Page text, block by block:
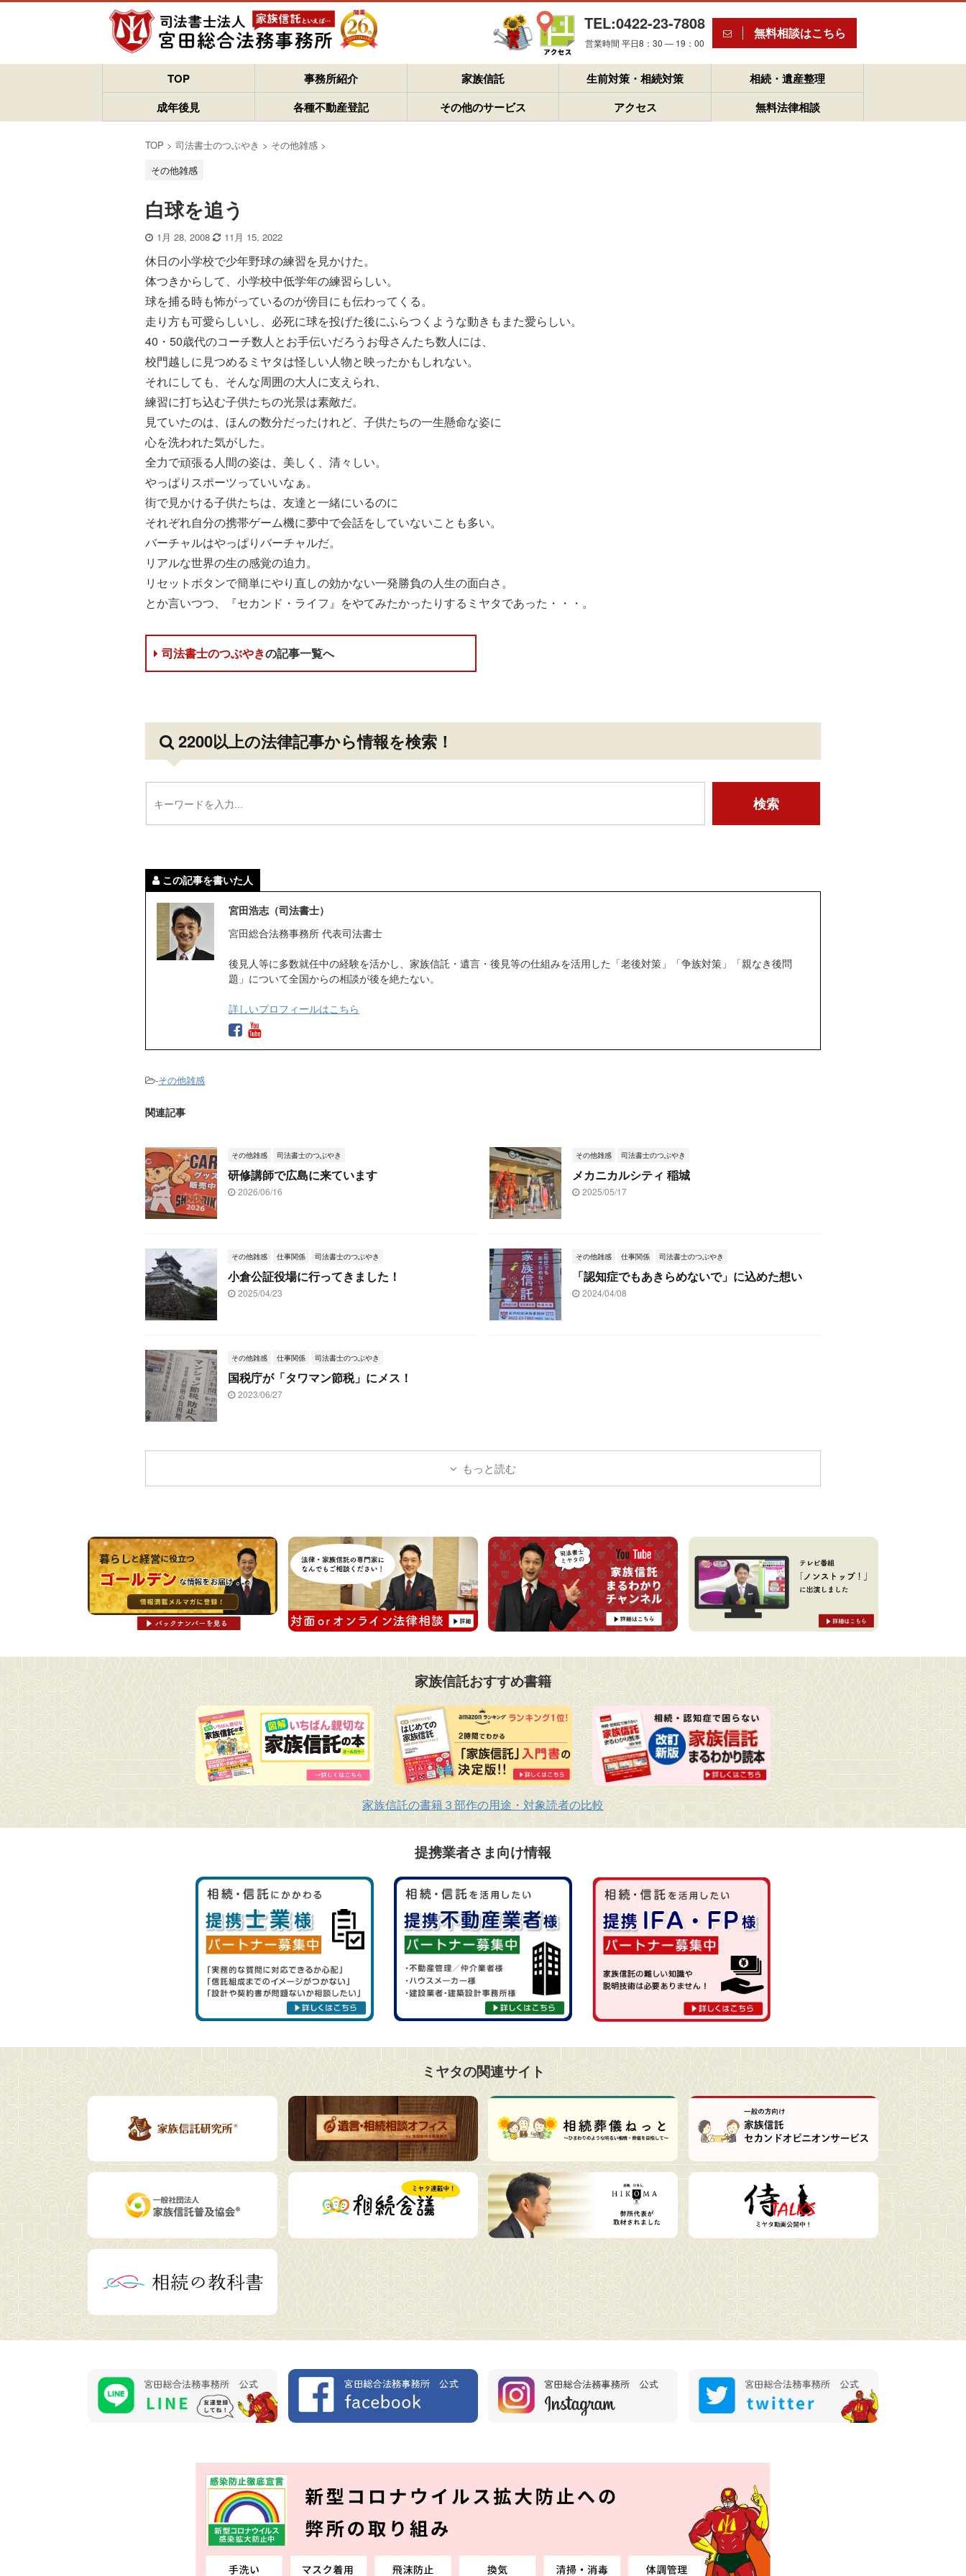
TEL:0422-23-7808
営業時間 平日8：30 ― 19：00
無料相談はこちら
TOP 事務所紹介 家族信託 生前対策・相続対策
相続・遺産整理
成年後見
各種不動産登記 その他のサービス アクセス 無料法律相談
TOP > 司法書士のつぶやき > その他雑感 >
その他雑感
白球を追う
1月 28, 2008 11月 15, 2022
休日の小学校で少年野球の練習を見かけた。
体つきからして、小学校中低学年の練習らしい。
球を捕る時も怖がっているのが傍目にも伝わってくる。
走り方も可愛らしいし、必死に球を投げた後にふらつくような動きもまた愛らしい。
40・50歳代のコーチ数人とお手伝いだろうお母さんたち数人には、
校門越しに見つめるミヤタは怪しい人物と映ったかもしれない。
それにしても、そんな周囲の大人に支えられ、
練習に打ち込む子供たちの光景は素敵だ。
見ていたのは、ほんの数分だったけれど、子供たちの一生懸命な姿に
心を洗われた気がした。
全力で頑張る人間の姿は、美しく、清々しい。
やっぱりスポーツっていいなぁ。
街で見かける子供たちは、友達と一緒にいるのに
それぞれ自分の携帯ゲーム機に夢中で会話をしていないことも多い。
バーチャルはやっぱりバーチャルだ。
リアルな世界の生の感覚の迫力。
リセットボタンで簡単にやり直しの効かない一発勝負の人生の面白さ。
とか言いつつ、『セカンド・ライフ』をやてみたかったりするミヤタであった・・・。
司法書士のつぶやきの記事一覧へ
2200以上の法律記事から情報を検索！
この記事を書いた人
宮田浩志（司法書士）
宮田総合法務事務所 代表司法書士
後見人等に多数就任中の経験を活かし、家族信託・遺言・後見等の仕組みを活用した「老後対策」「争族対策」「親なき後問
題」について全国からの相談が後を絶たない。
詳しいプロフィールはこちら
-その他雑感
関連記事
その他雑感 司法書士のつぶやき
研修講師で広島に来ています
2026/06/16
その他雑感 司法書士のつぶやき
メカニカルシティ 稲城
2025/05/17
その他雑感 仕事関係 司法書士のつぶやき
小倉公証役場に行ってきました！
2025/04/23
その他雑感 仕事関係 司法書士のつぶやき
「認知症でもあきらめないで」に込めた想い
2024/04/08
その他雑感 仕事関係 司法書士のつぶやき
国税庁が「タワマン節税」にメス！
2023/06/27
もっと読む
家族信託おすすめ書籍
家族信託の書籍３部作の用途・対象読者の比較
提携業者さま向け情報
ミヤタの関連サイト